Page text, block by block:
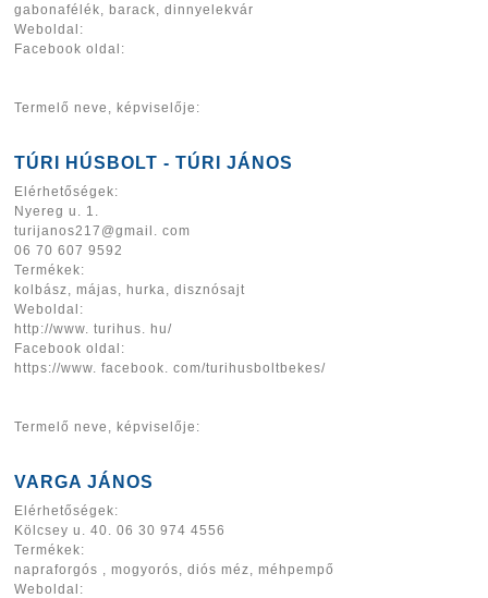
gabonafélék, barack, dinnyelekvár
Weboldal:
Facebook oldal:
Termelő neve, képviselője:
TÚRI HÚSBOLT - TÚRI JÁNOS
Elérhetőségek:
Nyereg u. 1.
turijanos217@gmail. com
06 70 607 9592
Termékek:
kolbász, májas, hurka, disznósajt
Weboldal:
http://www. turihus. hu/
Facebook oldal:
https://www. facebook. com/turihusboltbekes/
Termelő neve, képviselője:
VARGA JÁNOS
Elérhetőségek:
Kölcsey u. 40. 06 30 974 4556
Termékek:
napraforgós , mogyorós, diós méz, méhpempő
Weboldal: